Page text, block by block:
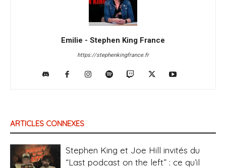
Emilie - Stephen King France
https://stephenkingfrance.fr
ARTICLES CONNEXES
Stephen King et Joe Hill invités du
“Last podcast on the left” : ce qu’il